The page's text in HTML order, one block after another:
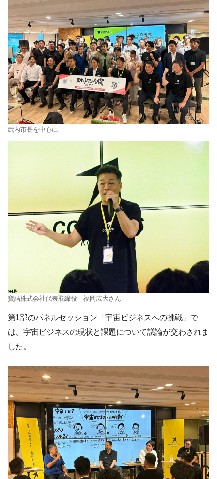
武内市長を中心に
寶結株式会社代表取締役 福岡広大さん
第1部のパネルセッション「宇宙ビジネスへの挑戦」で
は、宇宙ビジネスの現状と課題について議論が交わされま
した。